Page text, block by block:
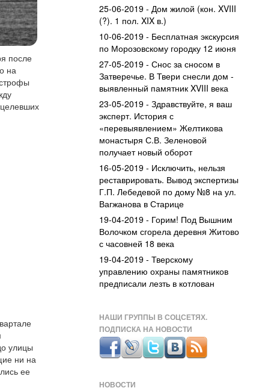
после
на
улицы
ни на
ее
25-06-2019 - Дом жилой (кон. XVIII
(?). 1 пол. XIX в.)
10-06-2019 - Бесплатная экскурсия
по Морозовскому городку 12 июня
27-05-2019 - Снос за сносом в
Затверечье. В Твери снесли дом -
выявленный памятник XVIII века
23-05-2019 - Здравствуйте, я ваш
эксперт. История с
«перевыявлением» Желтикова
монастыря С.В. Зеленовой
получает новый оборот
16-05-2019 - Исключить, нельзя
реставрировать. Вывод экспертизы
Г.П. Лебедевой по дому №8 на ул.
Вагжанова в Старице
19-04-2019 - Горим! Под Вышним
Волочком сгорела деревня Житово
с часовней 18 века
19-04-2019 - Тверскому
управлению охраны памятников
предписали лезть в котлован
НАШИ ГРУППЫ В СОЦСЕТЯХ.
ПОДПИСКА НА НОВОСТИ
НОВОСТИ